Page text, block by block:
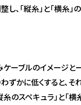
、「縦糸」と「横糸」
ーブルのイメージと
ずかに低くすると、
糸のスペキュラ」と「